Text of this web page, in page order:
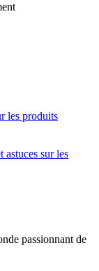
astuces sur les
passionnant de